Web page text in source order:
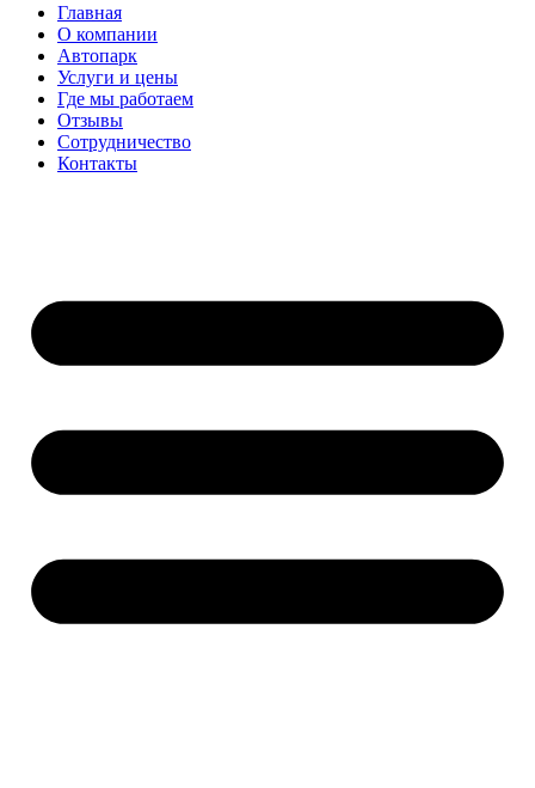
Главная
О компании
Автопарк
Услуги и цены
Где мы работаем
Отзывы
Сотрудничество
Контакты